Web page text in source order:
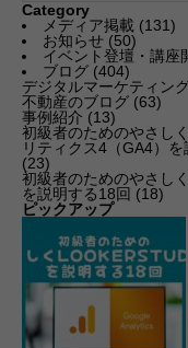
Category
メディア掲載 (131)
お知らせ (50)
イベント登壇・講座
ブログ (404)
デジタルマーケティン
不動産のブログ (63)
事例紹介 (13)
初級者のためのやさし
リティクス4（GA4）を
(23)
初級者のためのやさし
を説明する18回 (18)
ピックアップ